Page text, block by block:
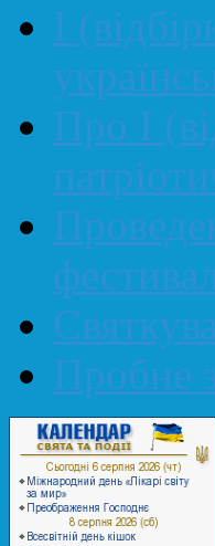
І
Про І
Пробне